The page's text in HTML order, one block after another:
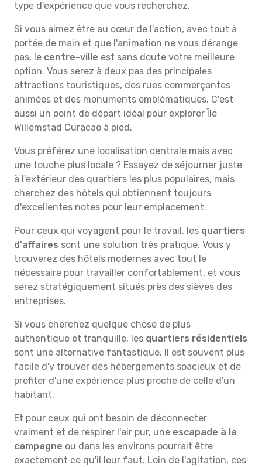
type d'expérience que vous recherchez.
Si vous aimez être au cœur de l'action, avec tout à
portée de main et que l'animation ne vous dérange
pas, le centre-ville est sans doute votre meilleure
option. Vous serez à deux pas des principales
attractions touristiques, des rues commerçantes
animées et des monuments emblématiques. C'est
aussi un point de départ idéal pour explorer Île
Willemstad Curacao à pied.
Vous préférez une localisation centrale mais avec
une touche plus locale ? Essayez de séjourner juste
à l'extérieur des quartiers les plus populaires, mais
cherchez des hôtels qui obtiennent toujours
d'excellentes notes pour leur emplacement.
Pour ceux qui voyagent pour le travail, les quartiers
d'affaires sont une solution très pratique. Vous y
trouverez des hôtels modernes avec tout le
nécessaire pour travailler confortablement, et vous
serez stratégiquement situés près des sièves des
entreprises.
Si vous cherchez quelque chose de plus
authentique et tranquille, les quartiers résidentiels
sont une alternative fantastique. Il est souvent plus
facile d'y trouver des hébergements spacieux et de
profiter d'une expérience plus proche de celle d'un
habitant.
Et pour ceux qui ont besoin de déconnecter
vraiment et de respirer l'air pur, une escapade à la
campagne ou dans les environs pourrait être
exactement ce qu'il leur faut. Loin de l'agitation, ces